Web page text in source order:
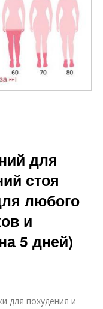
для
стоя
любого
и
5 дней)
для похудения и